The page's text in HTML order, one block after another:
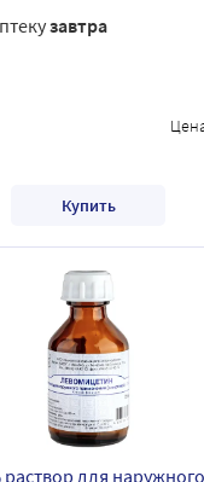
завтра
Купить
для